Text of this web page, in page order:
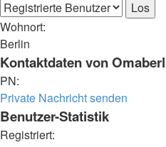
Wohnort:
Berlin
Kontaktdaten von
PN:
Private Nachricht senden
Benutzer-Statistik
Registriert: